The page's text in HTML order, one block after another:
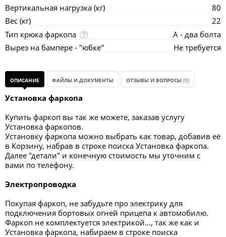
Вертикальная нагрузка (кг)
80
Вес (кг)
22
Тип крюка фаркопа
А - два болта
Вырез на бампере - "юбке"
Не требуется
ОПИСАНИЕ ФАЙЛЫ И ДОКУМЕНТЫ ОТЗЫВЫ И ВОПРОСЫ (0)
Установка фаркопа
Купить фаркоп вы так же можете, заказав услугу
Установка фаркопов.
Установку фаркопа можно выбрать как товар, добавив её
в Корзину, набрав в строке поиска Установка фаркопа.
Далее "детали" и конечную стоимость мы уточним с
вами по телефону.
Электропроводка
Покупая фаркоп, не забудьте про электрику для
подключения бортовых огней прицепа к автомобилю.
Фаркоп не комплектуется электрикой..., так же как и
Установка фаркопа, набираем в строке поиска